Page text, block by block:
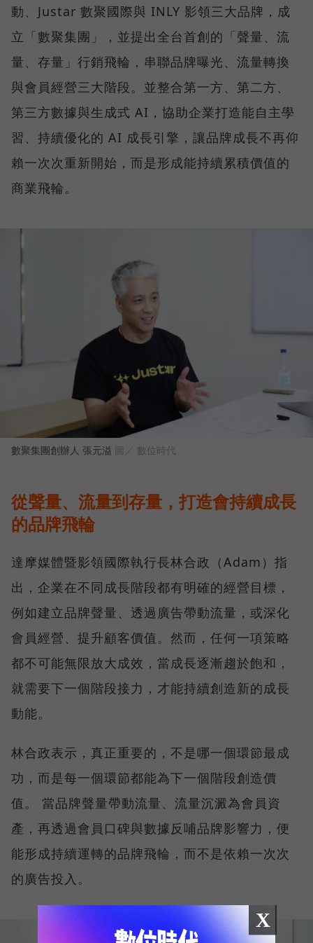
動、Justar 數聚國際與 INLY 影領三大品牌，成
立「數聚集團」，並提出全台首創的「聲量、流
量、存量」行銷飛輪，串聯品牌曝光、流量轉換
與會員經營三大階段。並整合第一方、第二方、
第三方數據與生成式 AI，協助企業打造能自主學
習、持續優化的 AI 成長引擎，讓品牌成長不再仰
賴一次次重新開始，而是形成能持續累積價值的
商業飛輪。
數聚集團創辦人 張元溢 圖／ 數位時代
從聲量、流量到存量，打造會持續成長
的品牌飛輪
達摩媒體暨影領國際執行長林合政（Adam）指
出，企業在不同成長階段都有明確的經營目標，
例如建立品牌聲量、透過廣告帶動流量，或深化
會員經營、提升顧客價值。然而，任何一項策略
都不可能無限放大成效，當成長逐漸趨於飽和，
就需要下一個階段接力，才能持續創造新的成長
動能。
林合政表示，真正重要的，不是哪一個環節最成
功，而是每一個環節都能為下一個階段創造價
值。 當品牌聲量帶動流量、流量沉澱為會員資
產，再透過會員口碑與數據反哺品牌影響力，便
能形成持續運轉的品牌飛輪，而不是依賴一次次
的廣告投入。
X